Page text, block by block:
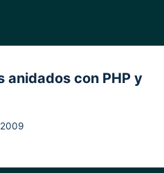
anidados con PHP y